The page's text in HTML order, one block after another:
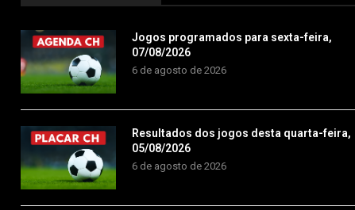
Jogos programados para sexta-feira,
07/08/2026
6 de agosto de 2026
Resultados dos jogos desta quarta-feira,
05/08/2026
6 de agosto de 2026